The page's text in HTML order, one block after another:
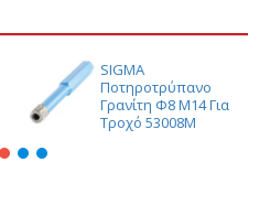
SIGMA
Ποτηροτρύπανο
Γρανίτη Φ8 M14 Για
Τροχό 53008M